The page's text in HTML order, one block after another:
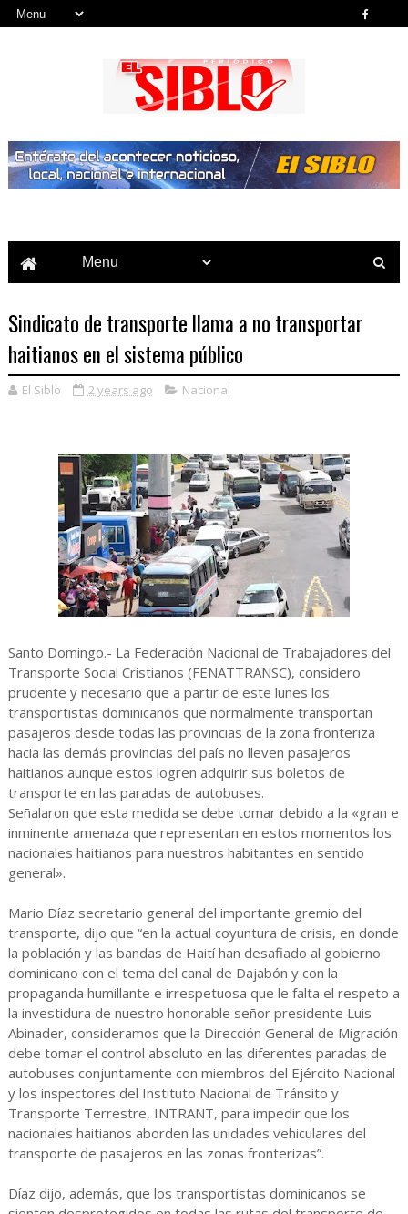
Sindicato de transporte llama a no transportar
haitianos en el sistema público
El Siblo 2 years ago Nacional
Santo Domingo.- La Federación Nacional de Trabajadores del
Transporte Social Cristianos (FENATTRANSC), considero
prudente y necesario que a partir de este lunes los
transportistas dominicanos que normalmente transportan
pasajeros desde todas las provincias de la zona fronteriza
hacia las demás provincias del país no lleven pasajeros
haitianos aunque estos logren adquirir sus boletos de
transporte en las paradas de autobuses.
Señalaron que esta medida se debe tomar debido a la «gran e
inminente amenaza que representan en estos momentos los
nacionales haitianos para nuestros habitantes en sentido
general».
Mario Díaz secretario general del importante gremio del
transporte, dijo que “en la actual coyuntura de crisis, en donde
la población y las bandas de Haití han desafiado al gobierno
dominicano con el tema del canal de Dajabón y con la
propaganda humillante e irrespetuosa que le falta el respeto a
la investidura de nuestro honorable señor presidente Luis
Abinader, consideramos que la Dirección General de Migración
debe tomar el control absoluto en las diferentes paradas de
autobuses conjuntamente con miembros del Ejército Nacional
y los inspectores del Instituto Nacional de Tránsito y
Transporte Terrestre, INTRANT, para impedir que los
nacionales haitianos aborden las unidades vehiculares del
transporte de pasajeros en las zonas fronterizas”.
Díaz dijo, además, que los transportistas dominicanos se